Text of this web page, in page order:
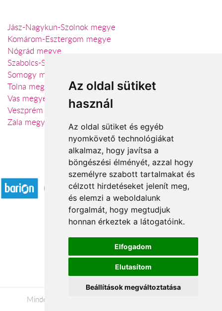
Az oldal sütiket
használ
Az oldal sütiket és egyéb
nyomkövető technológiákat
alkalmaz, hogy javítsa a
böngészési élményét, azzal hogy
személyre szabott tartalmakat és
célzott hirdetéseket jelenít meg,
és elemzi a weboldalunk
forgalmát, hogy megtudjuk
honnan érkeztek a látogatóink.
Elfogadom
Elutasítom
Beállítások megváltoztatása
Jász-Nagykun-Szolnok megye
Komárom-Esztergom megye
Nógrád megye
Szabolcs-Szatmár-Bereg megye
Somogy megye
Tolna megye
Vas megye
Veszprém megye
Zala megye
Elfogadott fizetési módok
Á.SZ.F.
Impresszum
Adatkezelési tájékoztató
Minden jog fenntartva © 2026 |